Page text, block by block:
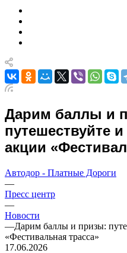
Дарим баллы и
путешествуйте и
акции
Автодор - Платные Дороги
—
Пресс центр
—
Новости
—Дарим баллы и призы:
«Фестивальная трасса»
17.06.2026